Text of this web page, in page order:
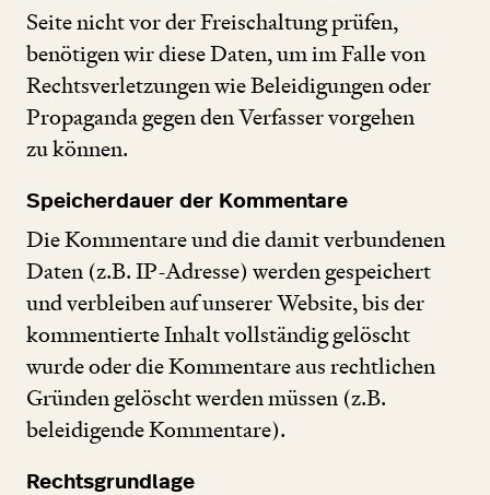
Seite nicht vor der Freischaltung prüfen,
benötigen wir diese Daten, um im Falle von
Rechtsverletzungen wie Beleidigungen oder
Propaganda gegen den Verfasser vorgehen
zu können.
Speicherdauer der Kommentare
Die Kommentare und die damit verbundenen
Daten (z.B. IP-Adresse) werden gespeichert
und verbleiben auf unserer Website, bis der
kommentierte Inhalt vollständig gelöscht
wurde oder die Kommentare aus rechtlichen
Gründen gelöscht werden müssen (z.B.
beleidigende Kommentare).
Rechtsgrundlage